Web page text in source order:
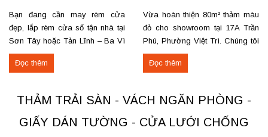
Tản Lĩnh Ba Vì
Bạn đang cần may rèm cửa
đẹp, lắp rèm cửa sổ tận nhà tại
Sơn Tây hoặc Tản Lĩnh – Ba Vì
với giá hợp lý? Chúng tôi
chuyên may rèm theo yêu cầu,
tiến độ. Thực tế, chúng tôi vừa
hoàn thiện thi công rèm...
Đọc thêm
– Việt Trì
Vừa hoàn thiện 80m² thảm màu
đỏ cho showroom tại 17A Trần
Phú, Phường Việt Trì. Chúng tôi
nhận thi công, sửa chữa, bóc
dỡ và thu mua thảm cũ trên toàn
loại thảm đang cung cấp Thảm
nỉ phù hợp cho không...
Đọc thêm
THẢM TRẢI SÀN - VÁCH NGĂN PHÒNG -
GIẤY DÁN TƯỜNG - CỬA LƯỚI CHỐNG